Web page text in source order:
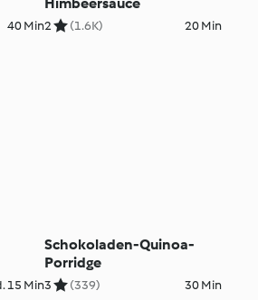
40 Min
Himbeersauce
2 (1.6K) 20 Min
15 Min
Schokoladen-Quinoa-
Porridge
3 (339) 30 Min